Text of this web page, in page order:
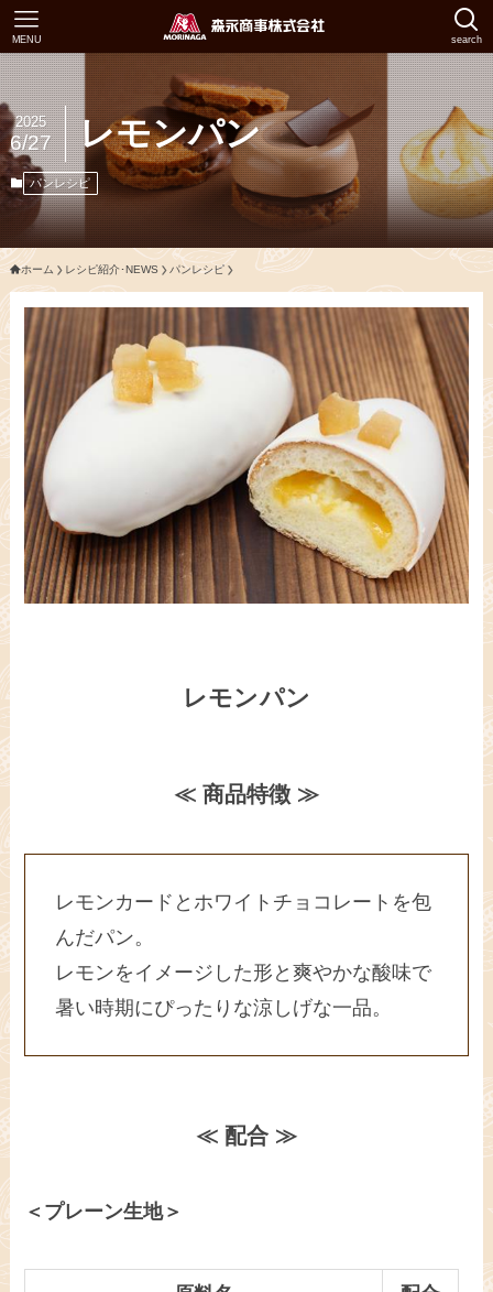
search
MENU
レモンパン
2025
6/27
パンレシピ
ホーム レシピ紹介･NEWS パンレシピ
レモンパン
≪ 商品特徴 ≫
レモンカードとホワイトチョコレートを包
んだパン。
レモンをイメージした形と爽やかな酸味で
暑い時期にぴったりな涼しげな一品。
≪ 配合 ≫
＜プレーン生地＞